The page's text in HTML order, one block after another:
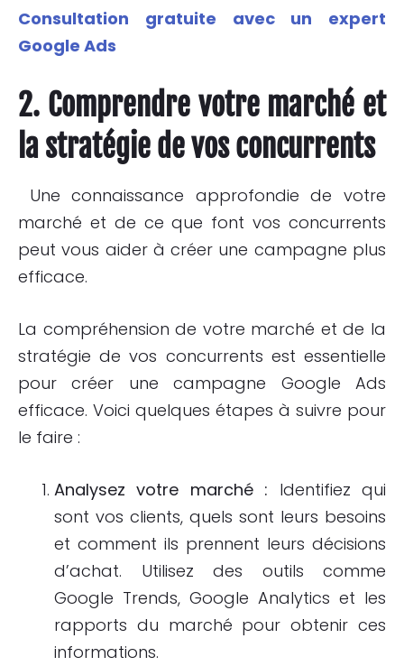
Consultation gratuite avec un expert
Google Ads
2. Comprendre votre marché et
la stratégie de vos concurrents
Une connaissance approfondie de votre
marché et de ce que font vos concurrents
peut vous aider à créer une campagne plus
efficace.
La compréhension de votre marché et de la
stratégie de vos concurrents est essentielle
pour créer une campagne Google Ads
efficace. Voici quelques étapes à suivre pour
le faire :
Analysez votre marché : Identifiez qui
sont vos clients, quels sont leurs besoins
et comment ils prennent leurs décisions
d’achat. Utilisez des outils comme
Google Trends, Google Analytics et les
rapports du marché pour obtenir ces
informations.